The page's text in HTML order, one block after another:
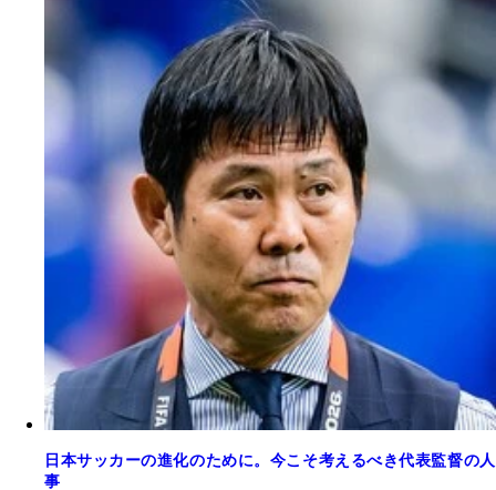
日本サッカーの進化のために。今こそ考えるべき代表監督の人
事